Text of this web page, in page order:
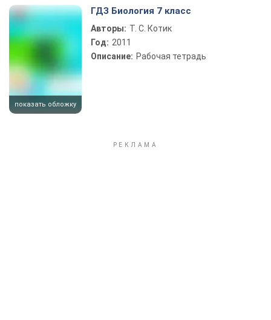
Play Video
показать обложку
ГДЗ Биология 7 класс
Авторы: Т. С. Котик
Год: 2011
Описание: Рабочая тетрадь